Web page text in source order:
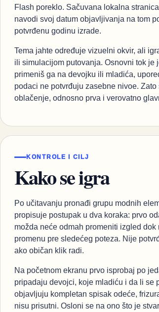
Flash poreklo. Sačuvana lokalna
navodi svoj datum objavljivanja na tom
potvrđenu godinu izrade.
Tema jahte određuje vizuelni okvir, ali
ili simulacijom putovanja. Osnovni tok je
primeniš ga na devojku ili mladića,
podaci ne potvrđuju zasebne nivoe.
oblačenje, odnosno prva i verovatno
KONTROLE I CILJ
Kako se igra
Po učitavanju pronađi grupu modnih
propisuje postupak u dva koraka: prvo
možda neće odmah promeniti izgled
promenu pre sledećeg poteza. Nije
ako običan klik radi.
Na početnom ekranu prvo isprobaj po
pripadaju devojci, koje mladiću i da li se
objavljuju kompletan spisak odeće,
nisu prisutni. Osloni se na ono što je